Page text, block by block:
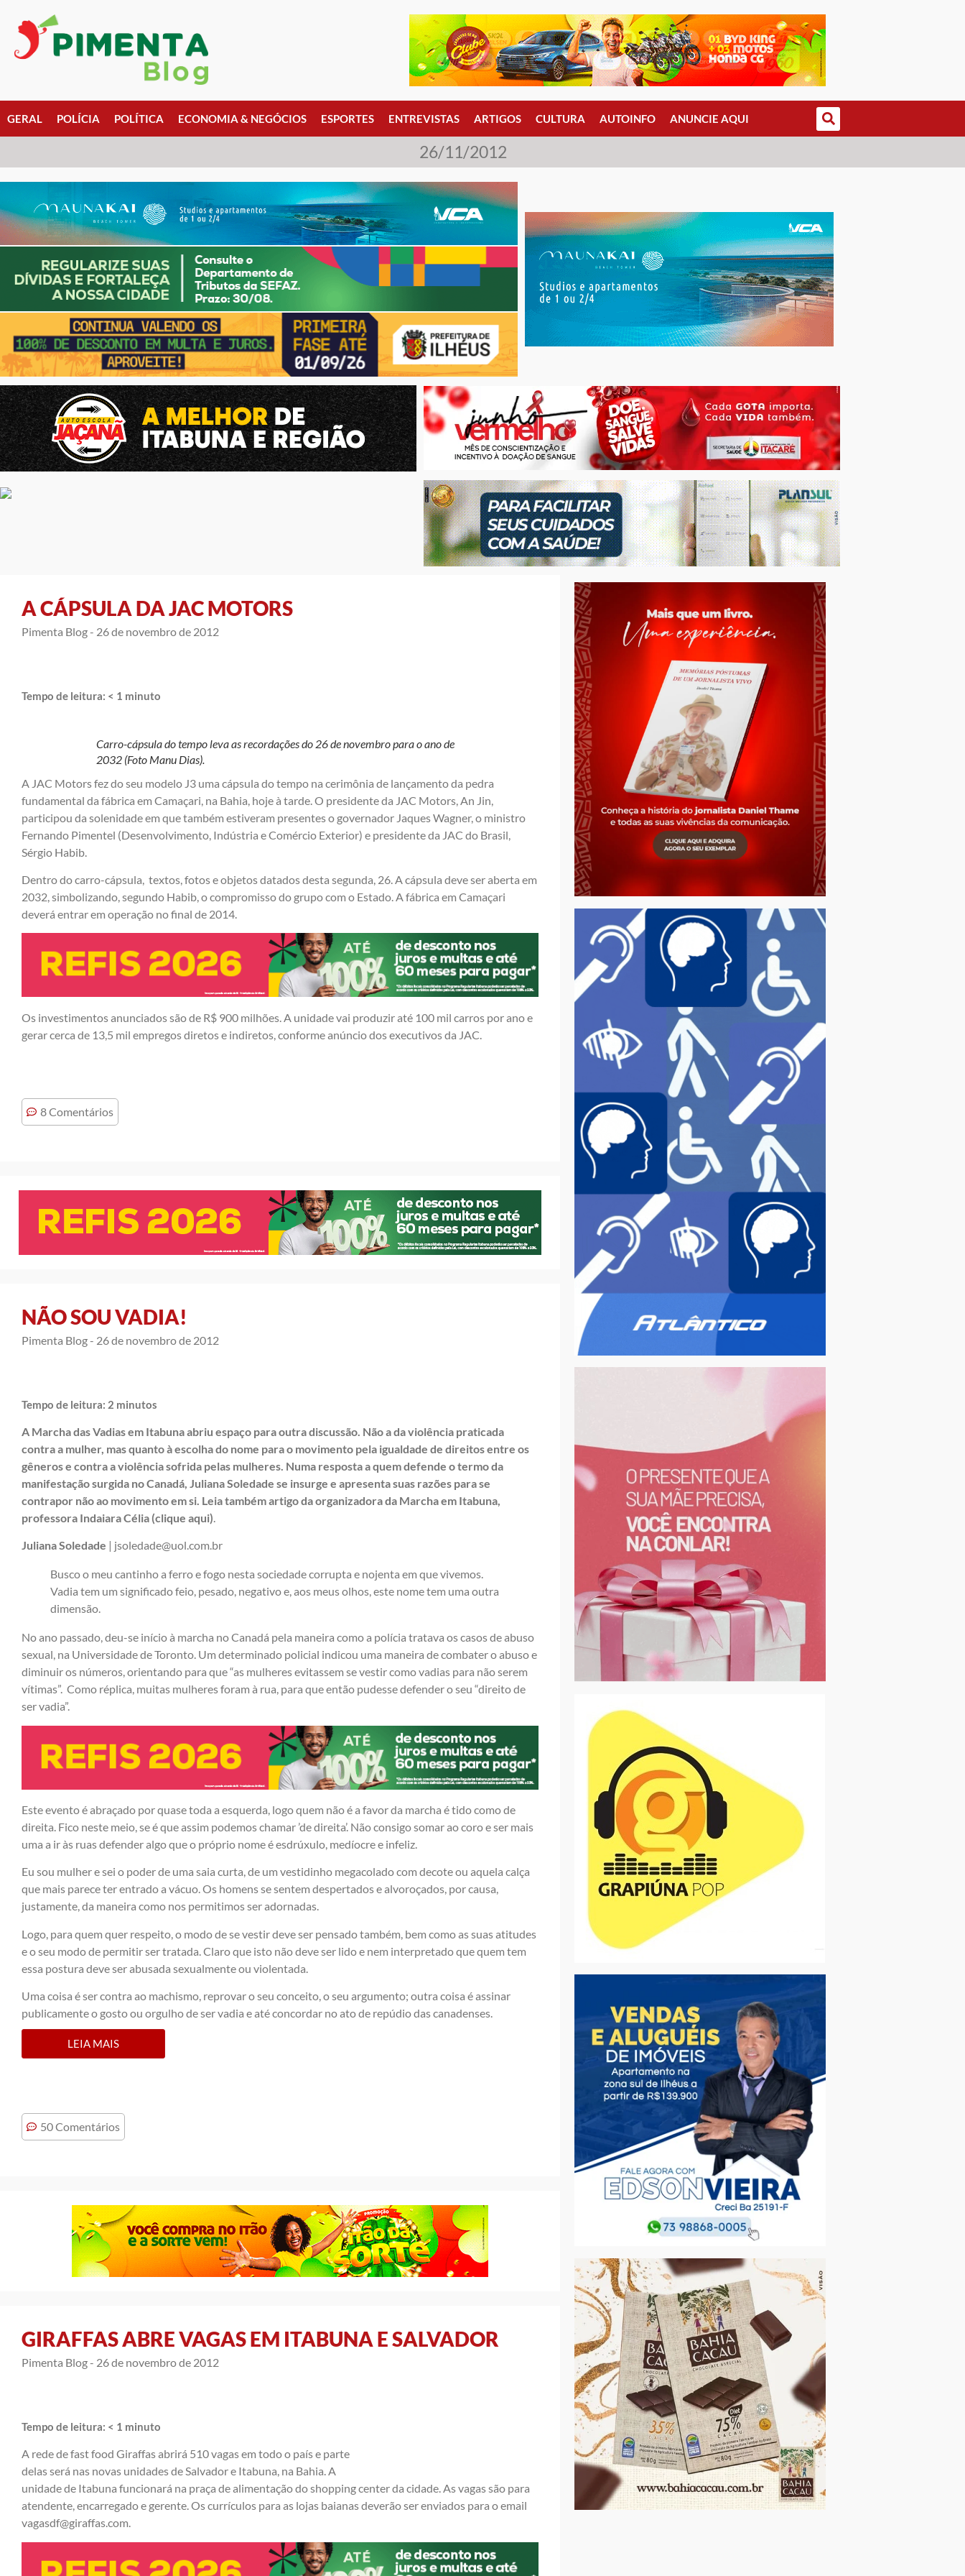
GERAL POLÍCIA POLÍTICA ECONOMIA & NEGÓCIOS ESPORTES ENTREVISTAS ARTIGOS CULTURA AUTOINFO ANUNCIE AQUI
26/11/2012
A CÁPSULA DA JAC MOTORS
Pimenta Blog - 26 de novembro de 2012
Tempo de leitura: < 1 minuto
Carro-cápsula do tempo leva as recordações do 26 de novembro para o ano de
2032 (Foto Manu Dias).
A JAC Motors fez do seu modelo J3 uma cápsula do tempo na cerimônia de lançamento da pedra
fundamental da fábrica em Camaçari, na Bahia, hoje à tarde. O presidente da JAC Motors, An Jin,
participou da solenidade em que também estiveram presentes o governador Jaques Wagner, o ministro
Fernando Pimentel (Desenvolvimento, Indústria e Comércio Exterior) e presidente da JAC do Brasil,
Sérgio Habib.
Dentro do carro-cápsula, textos, fotos e objetos datados desta segunda, 26. A cápsula deve ser aberta em
2032, simbolizando, segundo Habib, o compromisso do grupo com o Estado. A fábrica em Camaçari
deverá entrar em operação no final de 2014.
Os investimentos anunciados são de R$ 900 milhões. A unidade vai produzir até 100 mil carros por ano e
gerar cerca de 13,5 mil empregos diretos e indiretos, conforme anúncio dos executivos da JAC.
8 Comentários
NÃO SOU VADIA!
Pimenta Blog - 26 de novembro de 2012
Tempo de leitura: 2 minutos
A Marcha das Vadias em Itabuna abriu espaço para outra discussão. Não a da violência praticada
contra a mulher, mas quanto à escolha do nome para o movimento pela igualdade de direitos entre os
gêneros e contra a violência sofrida pelas mulheres. Numa resposta a quem defende o termo da
manifestação surgida no Canadá, Juliana Soledade se insurge e apresenta suas razões para se
contrapor não ao movimento em si. Leia também artigo da organizadora da Marcha em Itabuna,
professora Indaiara Célia (clique aqui).
Juliana Soledade | jsoledade@uol.com.br
Busco o meu cantinho a ferro e fogo nesta sociedade corrupta e nojenta em que vivemos.
Vadia tem um significado feio, pesado, negativo e, aos meus olhos, este nome tem uma outra
dimensão.
No ano passado, deu-se início à marcha no Canadá pela maneira como a polícia tratava os casos de abuso
sexual, na Universidade de Toronto. Um determinado policial indicou uma maneira de combater o abuso e
diminuir os números, orientando para que “as mulheres evitassem se vestir como vadias para não serem
vítimas”. Como réplica, muitas mulheres foram à rua, para que então pudesse defender o seu “direito de
ser vadia”.
Este evento é abraçado por quase toda a esquerda, logo quem não é a favor da marcha é tido como de
direita. Fico neste meio, se é que assim podemos chamar ’de direita’. Não consigo somar ao coro e ser mais
uma a ir às ruas defender algo que o próprio nome é esdrúxulo, medíocre e infeliz.
Eu sou mulher e sei o poder de uma saia curta, de um vestidinho megacolado com decote ou aquela calça
que mais parece ter entrado a vácuo. Os homens se sentem despertados e alvoroçados, por causa,
justamente, da maneira como nos permitimos ser adornadas.
Logo, para quem quer respeito, o modo de se vestir deve ser pensado também, bem como as suas atitudes
e o seu modo de permitir ser tratada. Claro que isto não deve ser lido e nem interpretado que quem tem
essa postura deve ser abusada sexualmente ou violentada.
Uma coisa é ser contra ao machismo, reprovar o seu conceito, o seu argumento; outra coisa é assinar
publicamente o gosto ou orgulho de ser vadia e até concordar no ato de repúdio das canadenses.
LEIA MAIS
50 Comentários
GIRAFFAS ABRE VAGAS EM ITABUNA E SALVADOR
Pimenta Blog - 26 de novembro de 2012
Tempo de leitura: < 1 minuto
A rede de fast food Giraffas abrirá 510 vagas em todo o país e parte
delas será nas novas unidades de Salvador e Itabuna, na Bahia. A
unidade de Itabuna funcionará na praça de alimentação do shopping center da cidade. As vagas são para
atendente, encarregado e gerente. Os currículos para as lojas baianas deverão ser enviados para o email
vagasdf@giraffas.com.